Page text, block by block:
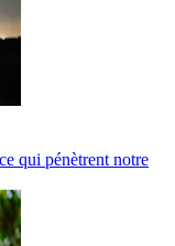
qui pénètrent notre